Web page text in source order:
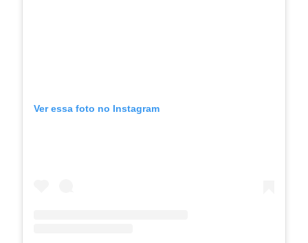
Ver essa foto no Instagram